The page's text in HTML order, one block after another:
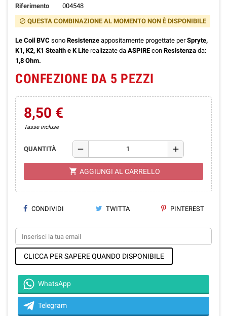
Riferimento
004548
block QUESTA COMBINAZIONE AL MOMENTO NON È DISPONIBILE
Le Coil BVC sono Resistenze appositamente progettate perSpryte,
K1, K2, K1 Stealth e K Lite realizzate da ASPIRE con Resistenza da:
1,8 Ohm.
CONFEZIONE DA 5 PEZZI
8,50 €
Tasse incluse
QUANTITÀ remove add
shopping_cart AGGIUNGI AL CARRELLO
CONDIVIDI TWITTA PINTEREST
CLICCA PER SAPERE QUANDO DISPONIBILE
WhatsApp
Telegram